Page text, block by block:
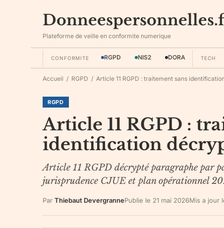
Plateforme de veille en conformite numerique
CONFORMITE RGPD NIS2 DORA TECH
Accueil / RGPD / Article 11 RGPD : traitement sans
RGPD
Article 11 RGPD :
identification
Article 11 RGPD décrypté paragraphe par
jurisprudence CJUE et plan opérationnel
Par Thiebaut DevergrannePublie le 21 mai 2026Mis a jour